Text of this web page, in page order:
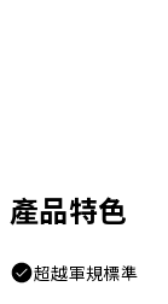
產品特色
超越軍規標準